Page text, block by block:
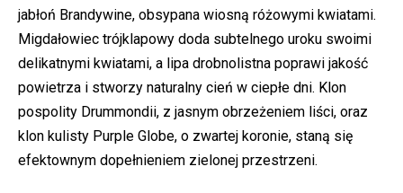
jabłoń Brandywine, obsypana wiosną różowymi kwiatami.
Migdałowiec trójklapowy doda subtelnego uroku swoimi
delikatnymi kwiatami, a lipa drobnolistna poprawi jakość
powietrza i stworzy naturalny cień w ciepłe dni. Klon
pospolity Drummondii, z jasnym obrzeżeniem liści, oraz
klon kulisty Purple Globe, o zwartej koronie, staną się
efektownym dopełnieniem zielonej przestrzeni.